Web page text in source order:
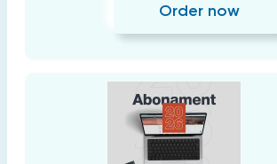
Order now